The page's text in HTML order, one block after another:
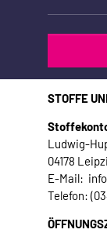
STOFFE
Ludwig-
04178
E-Mail:
Telefon: